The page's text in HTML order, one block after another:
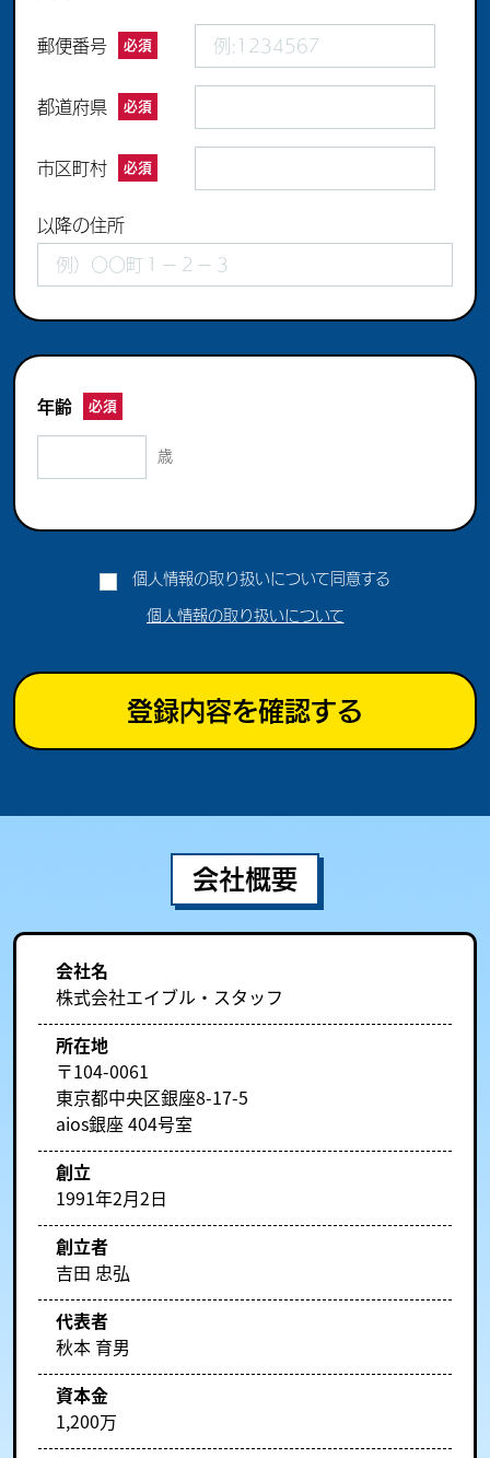
郵便番号 必須
都道府県 必須
市区町村 必須
以降の住所
年齢 必須
歳
個人情報の取り扱いについて同意する
個人情報の取り扱いについて
登録内容を確認する
会社概要
会社名
株式会社エイブル・スタッフ
所在地
〒104-0061
東京都中央区銀座8-17-5
aios銀座 404号室
創立
1991年2月2日
創立者
吉田 忠弘
代表者
秋本 育男
資本金
1,200万